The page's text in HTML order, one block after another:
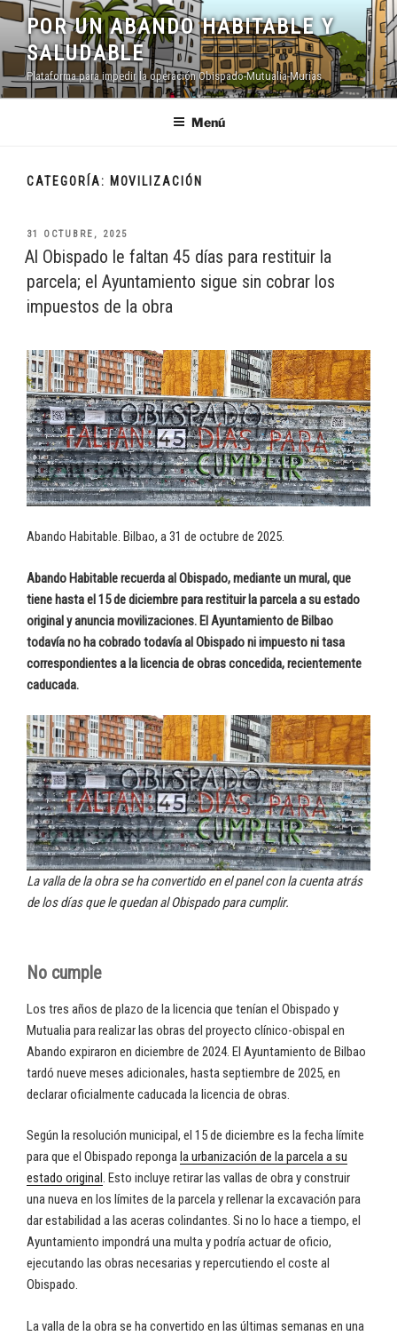
Saltar
contenido
POR UN ABANDO HABITABLE Y
SALUDABLE
Plataforma para impedir la operación Obispado-Mutualia-Murias
Menú
CATEGORÍA: MOVILIZACIÓN
PUBLICADO
EL
31 OCTUBRE, 2025
Al Obispado le faltan 45 días para restituir la
parcela; el Ayuntamiento sigue sin cobrar los
impuestos de la obra
Abando Habitable. Bilbao, a 31 de octubre de 2025.
Abando Habitable recuerda al Obispado, mediante un mural, que
tiene hasta el 15 de diciembre para restituir la parcela a su estado
original y anuncia movilizaciones. El Ayuntamiento de Bilbao
todavía no ha cobrado todavía al Obispado ni impuesto ni tasa
correspondientes a la licencia de obras concedida, recientemente
caducada.
La valla de la obra se ha convertido en el panel con la cuenta atrás
de los días que le quedan al Obispado para cumplir.
No cumple
Los tres años de plazo de la licencia que tenían el Obispado y
Mutualia para realizar las obras del proyecto clínico-obispal en
Abando expiraron en diciembre de 2024. El Ayuntamiento de Bilbao
tardó nueve meses adicionales, hasta septiembre de 2025, en
declarar oficialmente caducada la licencia de obras.
Según la resolución municipal, el 15 de diciembre es la fecha límite
para que el Obispado repongala urbanización de la parcela a su
estado original. Esto incluye retirar las vallas de obra y construir
una nueva en los límites de la parcela y rellenar la excavación para
dar estabilidad a las aceras colindantes. Si no lo hace a tiempo, el
Ayuntamiento impondrá una multa y podría actuar de oficio,
ejecutando las obras necesarias y repercutiendo el coste al
Obispado.
La valla de la obra se ha convertido en las últimas semanas en una